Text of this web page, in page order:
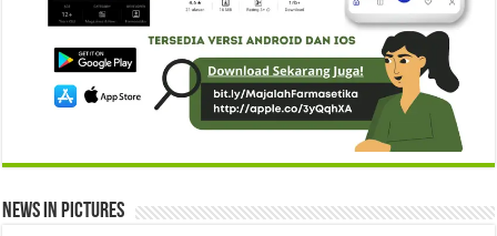
News in Pictures